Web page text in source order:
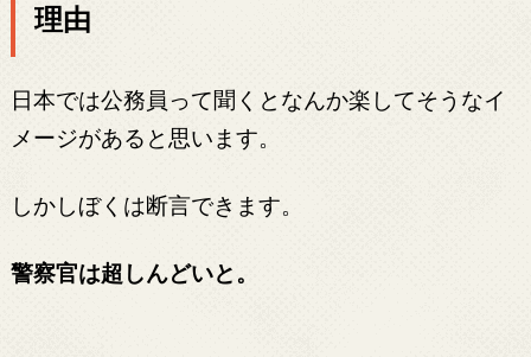
理由
日本では公務員って聞くとなんか楽してそうなイ
メージがあると思います。
しかしぼくは断言できます。
警察官は超しんどいと。